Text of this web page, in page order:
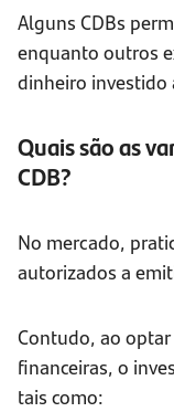
Alguns CDBs
enquanto outros
dinheiro investido
Quais são as
CDB?
No mercado,
autorizados a
Contudo, ao
financeiras, o
tais como: